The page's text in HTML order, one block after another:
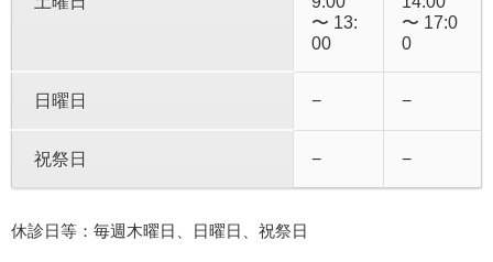
〜 13:
00
〜 17:0
0
日曜日 − −
祝祭日 − −
休診日等：毎週木曜日、日曜日、祝祭日